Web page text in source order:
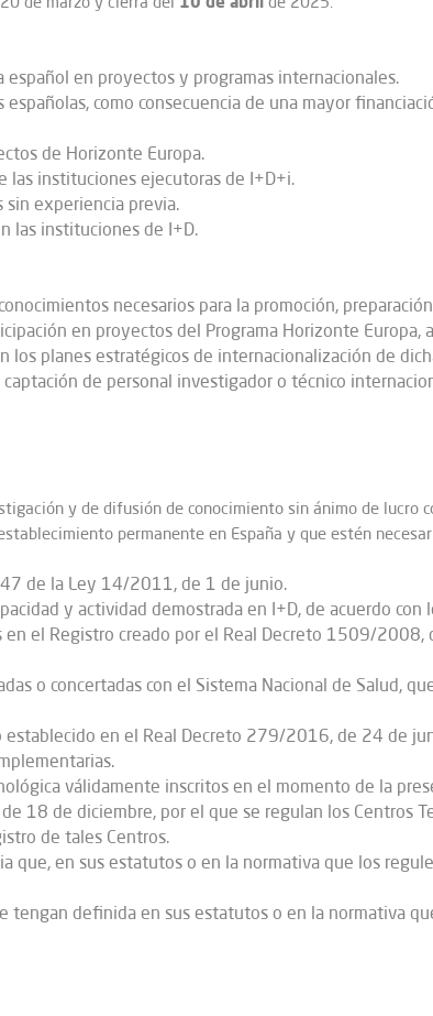
en proyectos y programas internacionales.
como consecuencia de una mayor
de Horizonte Europa.
las instituciones ejecutoras de I+D+i.
sin experiencia previa.
las instituciones de I+D.
necesarios para la promoción,
en proyectos del Programa Horizonte Europa,
planes estratégicos de internacionalización de
de personal investigador o técnico
y de difusión de conocimiento sin ánimo de lucro
permanente en España y que estén
de la Ley 14/2011, de 1 de junio.
y actividad demostrada en I+D, de acuerdo
el Registro creado por el Real Decreto 1509/2008,
o concertadas con el Sistema Nacional de Salud,
en el Real Decreto 279/2016, de 24 de
válidamente inscritos en el momento de la
18 de diciembre, por el que se regulan los Centros
de tales Centros.
que, en sus estatutos o en la normativa que los
tengan definida en sus estatutos o en la normativa